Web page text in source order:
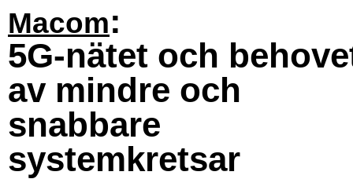
Macom:
5G-nätet och
av mindre och
snabbare
systemkretsar